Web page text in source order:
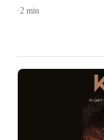
·2 min